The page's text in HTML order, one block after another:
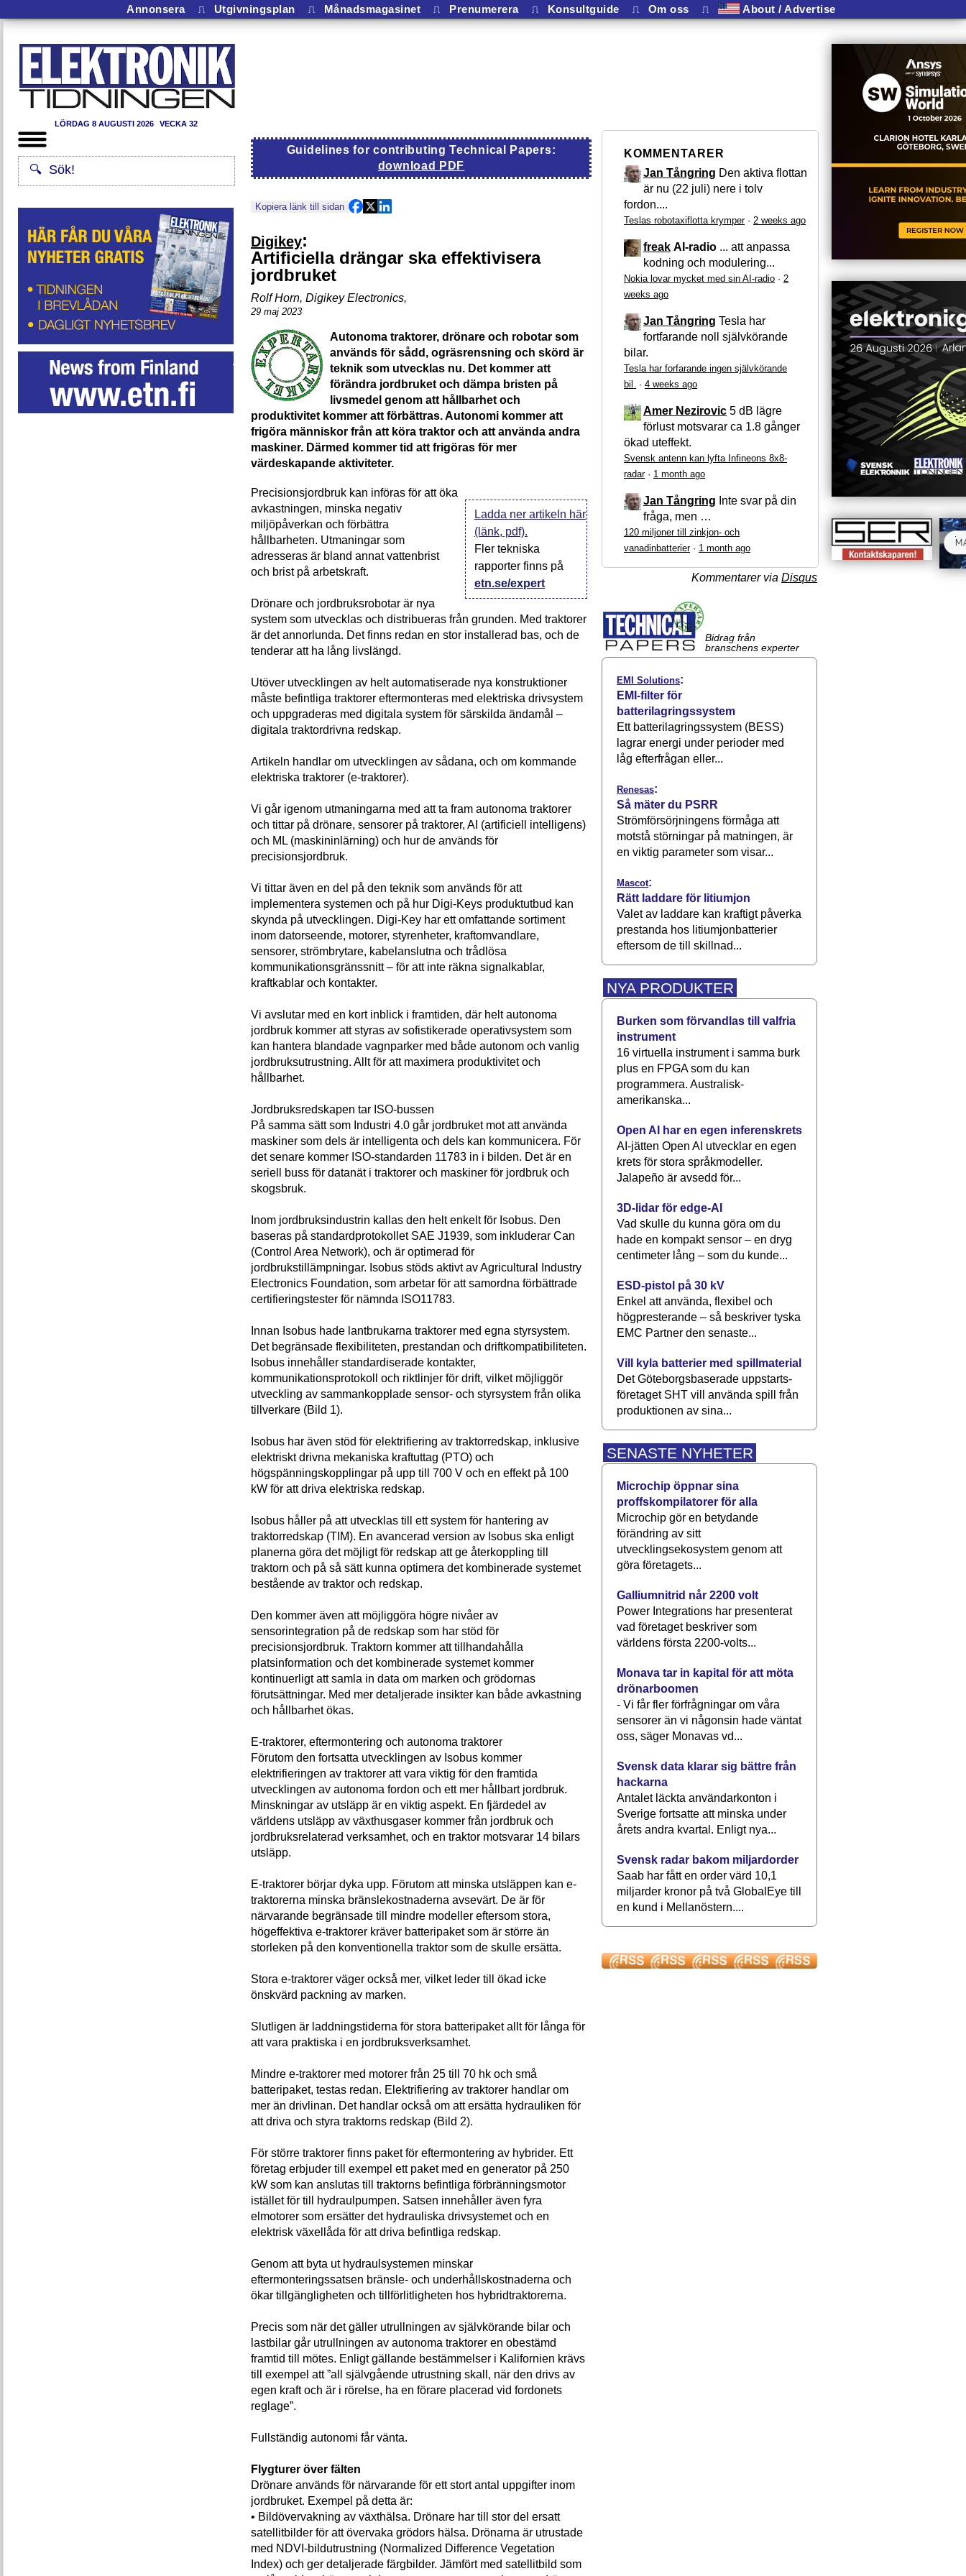
Annonsera ⎍ Utgivningsplan ⎍ Månadsmagasinet ⎍ Prenumerera ⎍ Konsultguide ⎍ Om oss ⎍ About / Advertise
LÖRDAG 8 AUGUSTI 2026 VECKA 32
Guidelines for contributing Technical Papers:
download PDF
Kopiera länk till sidan
Digikey:
Artificiella drängar ska effektivisera
jordbruket
Rolf Horn, Digikey Electronics,
29 maj 2023
Autonoma traktorer, drönare och robotar som
används för sådd, ogräsrensning och skörd är
teknik som utvecklas nu. Det kommer att
förändra jordbruket och dämpa bristen på
livsmedel genom att hållbarhet och
produktivitet kommer att förbättras. Autonomi kommer att
frigöra människor från att köra traktor och att använda andra
maskiner. Därmed kommer tid att frigöras för mer
värdeskapande aktiviteter.
Ladda ner artikeln här
(länk, pdf).
Fler tekniska
rapporter finns på
etn.se/expert
Precisionsjordbruk kan införas för att öka
avkastningen, minska negativ
miljöpåverkan och förbättra
hållbarheten. Utmaningar som
adresseras är bland annat vattenbrist
och brist på arbetskraft.
Drönare och jordbruksrobotar är nya
system som utvecklas och distribueras från grunden. Med traktorer
är det annorlunda. Det finns redan en stor installerad bas, och de
tenderar att ha lång livslängd.
Utöver utvecklingen av helt automatiserade nya konstruktioner
måste befintliga traktorer eftermonteras med elektriska drivsystem
och uppgraderas med digitala system för särskilda ändamål –
digitala traktordrivna redskap.
Artikeln handlar om utvecklingen av sådana, och om kommande
elektriska traktorer (e-traktorer).
Vi går igenom utmaningarna med att ta fram autonoma traktorer
och tittar på drönare, sensorer på traktorer, AI (artificiell intelligens)
och ML (maskininlärning) och hur de används för
precisionsjordbruk.
Vi tittar även en del på den teknik som används för att
implementera systemen och på hur Digi-Keys produktutbud kan
skynda på utvecklingen. Digi-Key har ett omfattande sortiment
inom datorseende, motorer, styrenheter, kraftomvandlare,
sensorer, strömbrytare, kabelanslutna och trådlösa
kommunikationsgränssnitt – för att inte räkna signalkablar,
kraftkablar och kontakter.
Vi avslutar med en kort inblick i framtiden, där helt autonoma
jordbruk kommer att styras av sofistikerade operativsystem som
kan hantera blandade vagnparker med både autonom och vanlig
jordbruksutrustning. Allt för att maximera produktivitet och
hållbarhet.
Jordbruksredskapen tar ISO-bussen
På samma sätt som Industri 4.0 går jordbruket mot att använda
maskiner som dels är intelligenta och dels kan kommunicera. För
det senare kommer ISO-standarden 11783 in i bilden. Det är en
seriell buss för datanät i traktorer och maskiner för jordbruk och
skogsbruk.
Inom jordbruksindustrin kallas den helt enkelt för Isobus. Den
baseras på standardprotokollet SAE J1939, som inkluderar Can
(Control Area Network), och är optimerad för
jordbrukstillämpningar. Isobus stöds aktivt av Agricultural Industry
Electronics Foundation, som arbetar för att samordna förbättrade
certifieringstester för nämnda ISO11783.
Innan Isobus hade lantbrukarna traktorer med egna styrsystem.
Det begränsade flexibiliteten, prestandan och driftkompatibiliteten.
Isobus innehåller standardiserade kontakter,
kommunikationsprotokoll och riktlinjer för drift, vilket möjliggör
utveckling av sammankopplade sensor- och styrsystem från olika
tillverkare (Bild 1).
Isobus har även stöd för elektri­fiering av traktorredskap, inklusive
elektriskt drivna mekaniska kraftuttag (PTO) och
högspänningskopplingar på upp till 700 V och en effekt på 100
kW för att driva elektriska redskap.
Isobus håller på att utvecklas till ett system för hantering av
traktorredskap (TIM). En avancerad version av Isobus ska enligt
planerna göra det möjligt för redskap att ge återkoppling till
traktorn och på så sätt kunna optimera det kombinerade systemet
bestående av traktor och redskap.
Den kommer även att möjliggöra högre nivåer av
sensorintegration på de redskap som har stöd för
precisionsjordbruk. Traktorn kommer att tillhandahålla
platsinformation och det kombinerade systemet kommer
kontinuerligt att samla in data om marken och grödornas
förutsättningar. Med mer detaljerade insikter kan både avkastning
och hållbarhet ökas.
E-traktorer, eftermontering och autonoma traktorer
Förutom den fortsatta utvecklingen av Isobus kommer
elektrifieringen av traktorer att vara viktig för den framtida
utvecklingen av autonoma fordon och ett mer hållbart jordbruk.
Minskningar av utsläpp är en viktig aspekt. En fjärdedel av
världens utsläpp av växthusgaser kommer från jordbruk och
jordbruksrelaterad verksamhet, och en traktor motsvarar 14 bilars
utsläpp.
E-traktorer börjar dyka upp. Förutom att minska utsläppen kan e-
traktorerna minska bränslekostnaderna avsevärt. De är för
närvarande begränsade till mindre modeller eftersom stora,
högeffektiva e-traktorer kräver batteripaket som är större än
storleken på den konventionella traktor som de skulle ersätta.
Stora e-traktorer väger också mer, vilket leder till ökad icke
önskvärd packning av marken.
Slutligen är laddningstiderna för stora batteripaket allt för långa för
att vara praktiska i en jordbruksverksamhet.
Mindre e-traktorer med motorer från 25 till 70 hk och små
batteripaket, testas redan. Elektrifiering av traktorer handlar om
mer än drivlinan. Det handlar också om att ersätta hydrauliken för
att driva och styra traktorns redskap (Bild 2).
För större traktorer finns paket för eftermontering av hybrider. Ett
företag erbjuder till exempel ett paket med en generator på 250
kW som kan anslutas till traktorns befintliga förbränningsmotor
istället för till hydraulpumpen. Satsen innehåller även fyra
elmotorer som ersätter det hydrauliska drivsystemet och en
elektrisk växellåda för att driva befintliga redskap.
Genom att byta ut hydraulsystemen minskar
eftermonteringssatsen bränsle- och under­hållskostnaderna och
ökar tillgängligheten och tillförlitligheten hos hybridtraktorerna.
Precis som när det gäller utrullningen av självkörande bilar och
lastbilar går utrullningen av autonoma traktorer en obestämd
framtid till mötes. Enligt gällande bestämmelser i Kalifornien krävs
till exempel att ”all självgående utrustning skall, när den drivs av
egen kraft och är i rörelse, ha en förare placerad vid fordonets
reglage”.
Fullständig autonomi får vänta.
Flygturer över fälten
Drönare används för närvarande för ett stort antal uppgifter inom
jordbruket. Exempel på detta är:
• Bildövervakning av växthälsa. Drönare har till stor del ersatt
satellitbilder för att övervaka grödors hälsa. Drönarna är utrustade
med NDVI-bildutrustning (Normalized Difference Vegetation
Index) och ger detaljerade färgbilder. Jämfört med satellitbild som
KOMMENTARER
Jan Tångring Den aktiva flottan
är nu (22 juli) nere i tolv
fordon....
Teslas robotaxiflotta krymper· 2 weeks ago
freak AI-radio ... att anpassa
kodning och modulering...
Nokia lovar mycket med sin AI-radio · 2
weeks ago
Jan Tångring Tesla har
fortfarande noll självkörande
bilar.
Tesla har forfarande ingen självkörande
bil
· 4 weeks ago
Amer Nezirovic 5 dB lägre
förlust motsvarar ca 1.8 gånger
ökad uteffekt.
Svensk antenn kan lyfta Infineons 8x8-
radar· 1 month ago
Jan Tångring Inte svar på din
fråga, men …
120 miljoner till zinkjon- och
vanadinbatterier· 1 month ago
Kommentarer via Disqus
Bidrag från
branschens experter
EMI Solutions:
EMI-filter för
batterilagringssystem
Ett batterilagringssystem (BESS)
lagrar energi under perioder med
låg efterfrågan eller...
Renesas:
Så mäter du PSRR
Strömförsörjningens förmåga att
motstå störningar på matningen, är
en viktig parameter som visar...
Mascot:
Rätt laddare för litiumjon
Valet av laddare kan kraftigt påverka
prestanda hos litiumjonbatterier
eftersom de till skillnad...
NYA PRODUKTER
Burken som förvandlas till valfria
instrument
16 virtuella instrument i samma burk
plus en FPGA som du kan
programmera. Australisk-
amerikanska...
Open AI har en egen inferenskrets
AI-jätten Open AI utvecklar en egen
krets för stora språkmodeller.
Jalapeño är avsedd för...
3D-lidar för edge-AI
Vad skulle du kunna göra om du
hade en kompakt sensor – en dryg
centimeter lång – som du kunde...
ESD-pistol på 30 kV
Enkel att använda, flexibel och
högpresterande – så beskriver tyska
EMC Partner den senaste...
Vill kyla batterier med spillmaterial
Det Göteborgsbaserade upp­starts­
företaget SHT vill använda spill från
produktionen av sina...
SENASTE NYHETER
Microchip öppnar sina
proffskompilatorer för alla
Microchip gör en betydande
förändring av sitt
utvecklingsekosystem genom att
göra företagets...
Galliumnitrid når 2200 volt
Power Integrations har presenterat
vad företaget beskriver som
världens första 2200-volts...
Monava tar in kapital för att möta
drönarboomen
- Vi får fler förfrågningar om våra
sensorer än vi någonsin hade väntat
oss, säger Monavas vd...
Svensk data klarar sig bättre från
hackarna
Antalet läckta användarkonton i
Sverige fortsatte att minska under
årets andra kvartal. Enligt nya...
Svensk radar bakom miljardorder
Saab har fått en order värd 10,1
miljarder kronor på två GlobalEye till
en kund i Mellanöstern....